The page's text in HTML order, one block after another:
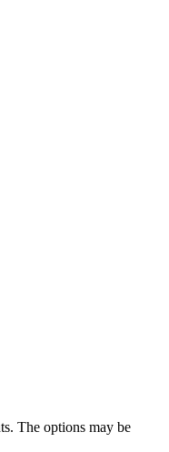
The options may be